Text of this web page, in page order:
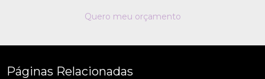
Quero meu orçamento
Páginas Relacionadas